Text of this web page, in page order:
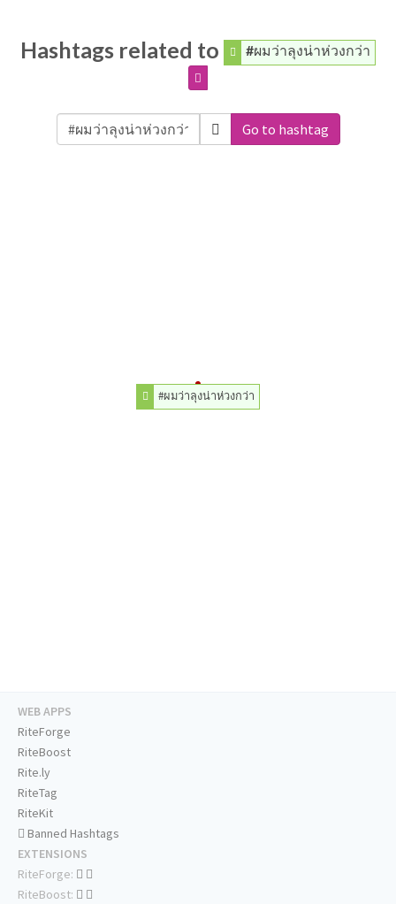
Hashtags related to #ผมว่าลุงน่าห่วงกว่า
Go to hashtag
#ผมว่าลุงน่าห่วงกว่า
WEB APPS
RiteForge
RiteBoost
Rite.ly
RiteTag
RiteKit
Banned Hashtags
EXTENSIONS
RiteForge:
RiteBoost: